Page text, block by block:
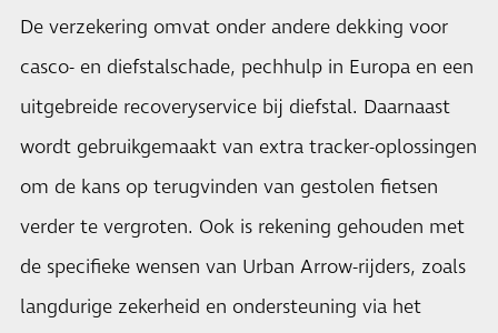
De verzekering omvat onder andere dekking voor
casco- en diefstalschade, pechhulp in Europa en een
uitgebreide recoveryservice bij diefstal. Daarnaast
wordt gebruikgemaakt van extra tracker-oplossingen
om de kans op terugvinden van gestolen fietsen
verder te vergroten. Ook is rekening gehouden met
de specifieke wensen van Urban Arrow-rijders, zoals
langdurige zekerheid en ondersteuning via het